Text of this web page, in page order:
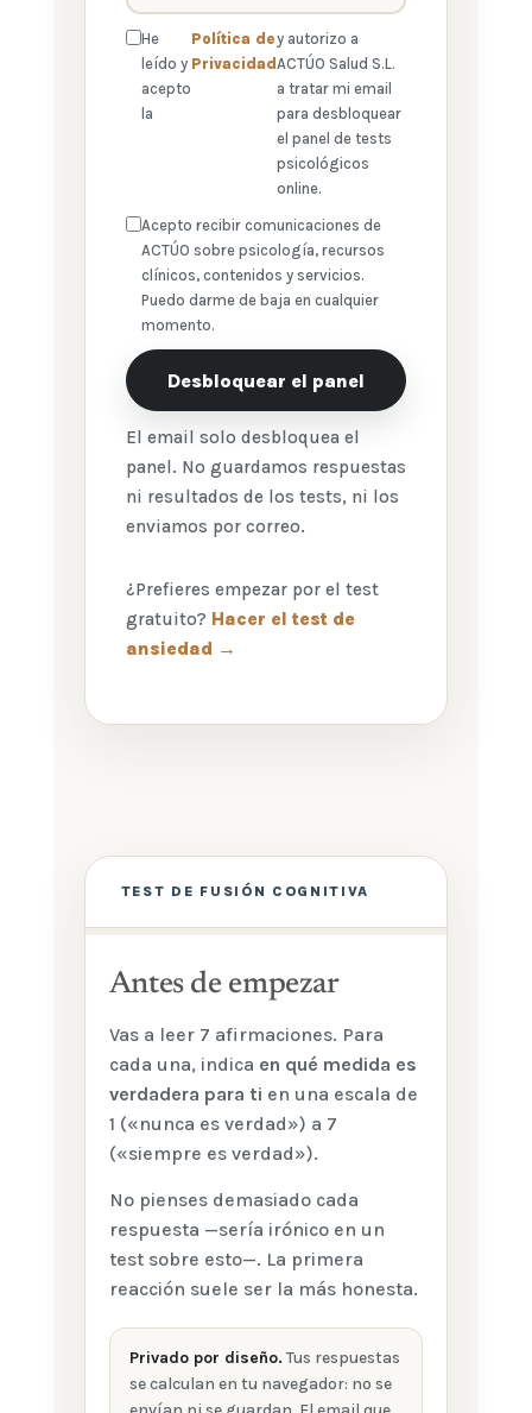
He
leído y
acepto
la
Política de
Privacidad
y autorizo a
ACTÚO Salud S.L.
a tratar mi email
para desbloquear
el panel de tests
psicológicos
online.
Acepto recibir comunicaciones de
ACTÚO sobre psicología, recursos
clínicos, contenidos y servicios.
Puedo darme de baja en cualquier
momento.
Desbloquear el panel
El email solo desbloquea el
panel. No guardamos respuestas
ni resultados de los tests, ni los
enviamos por correo.
¿Prefieres empezar por el test
gratuito? Hacer el test de
ansiedad →
TEST DE FUSIÓN COGNITIVA
Antes de empezar
Vas a leer 7 afirmaciones. Para
cada una, indica en qué medida es
verdadera para ti en una escala de
1 («nunca es verdad») a 7
(«siempre es verdad»).
No pienses demasiado cada
respuesta —sería irónico en un
test sobre esto—. La primera
reacción suele ser la más honesta.
Privado por diseño. Tus respuestas
se calculan en tu navegador: no se